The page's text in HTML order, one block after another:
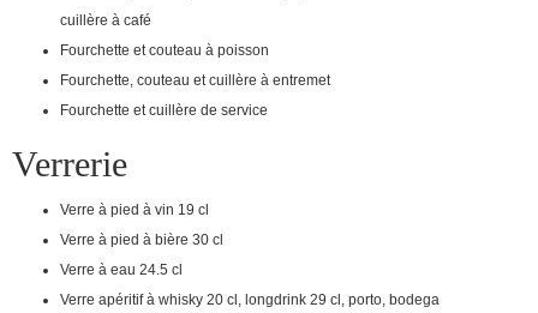
cuillère à café
Fourchette et couteau à poisson
Fourchette, couteau et cuillère à entremet
Fourchette et cuillère de service
Verrerie
Verre à pied à vin 19 cl
Verre à pied à bière 30 cl
Verre à eau 24.5 cl
Verre apéritif à whisky 20 cl, longdrink 29 cl, porto, bodega